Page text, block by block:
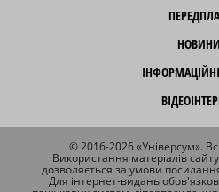
НОВИНИ
© 2016-2026 «Універсум».
Використання матеріалів
дозволяється за умови
Для інтернет-видань